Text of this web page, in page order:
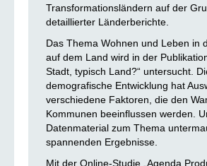
Transformationsländern auf der
detaillierter Länderberichte.
Das Thema Wohnen und Leben in
auf dem Land wird in der
Stadt, typisch Land?“ untersucht.
demografische Entwicklung hat
verschiedene Faktoren, die den
Kommunen beeinflussen werden.
Datenmaterial zum Thema
spannenden Ergebnisse.
Mit der Online-Studie „Agenda